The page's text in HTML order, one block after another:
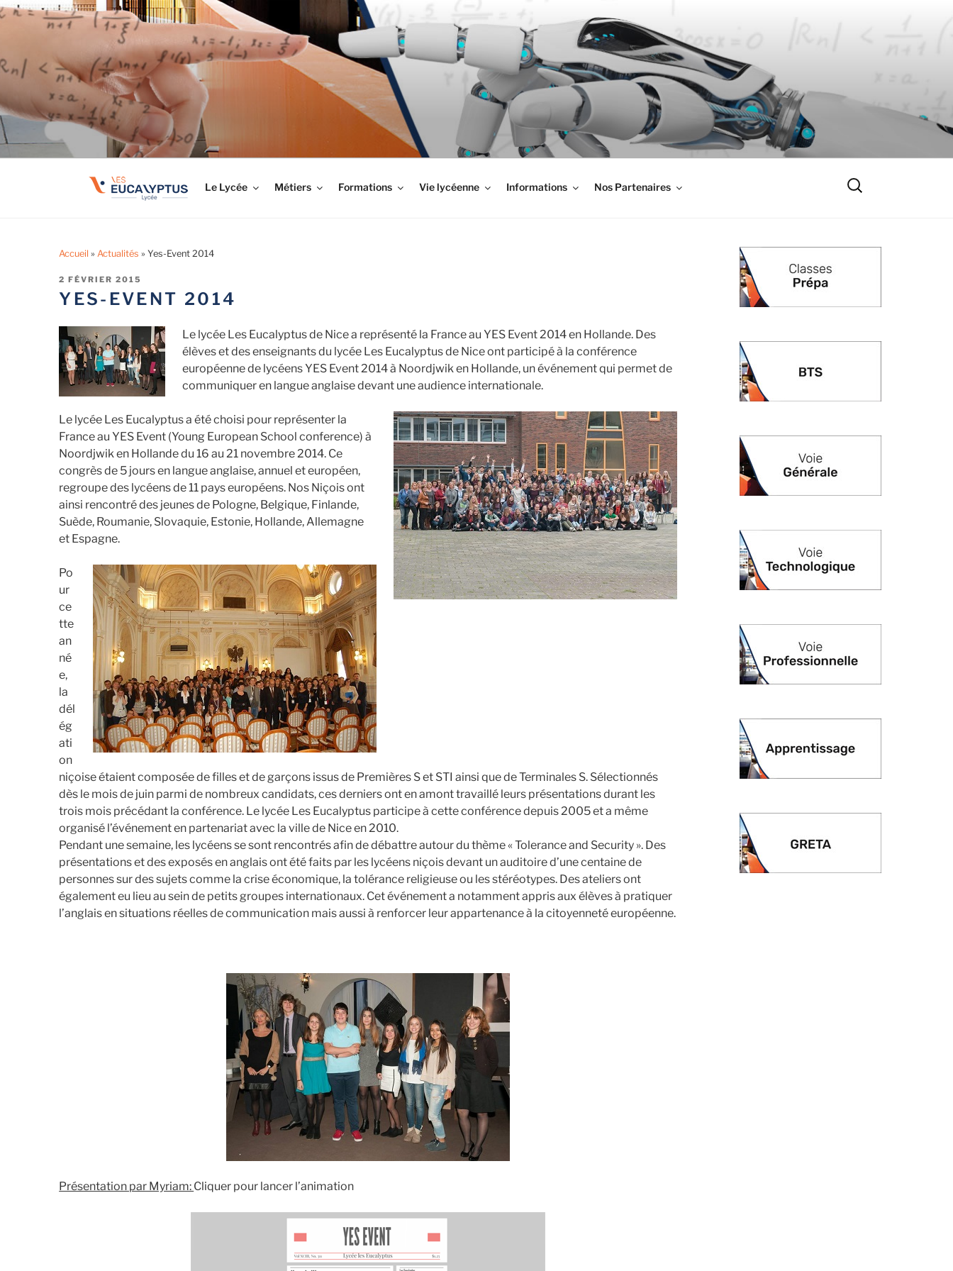
Aller
principal
LYCÉE LES EUCALYPTUS
Tout savoir sur le lycée professionnel
Le Lycée Métiers Formations Vie lycéenne Informations Nos Partenaires
pour
Accueil »Actualités »Yes-Event 2014
PUBLIÉ
LE
2 FÉVRIER 2015
YES-EVENT 2014
Le lycée Les Eucalyptus de Nice a représenté la France au YES Event 2014 en Hollande. Des
élèves et des enseignants du lycée Les Eucalyptus de Nice ont participé à la conférence
européenne de lycéens YES Event 2014 à Noordjwik en Hollande, un événement qui permet de
communiquer en langue anglaise devant une audience internationale.
Le lycée Les Eucalyptus a été choisi pour représenter la
France au YES Event (Young European School conference) à
Noordjwik en Hollande du 16 au 21 novembre 2014. Ce
congrès de 5 jours en langue anglaise, annuel et européen,
regroupe des lycéens de 11 pays européens. Nos Niçois ont
ainsi rencontré des jeunes de Pologne, Belgique, Finlande,
Suède, Roumanie, Slovaquie, Estonie, Hollande, Allemagne
et Espagne.
Po
ur
ce
tte
an
né
e,
la
dél
ég
ati
on
niçoise étaient composée de filles et de garçons issus de Premières S et STI ainsi que de Terminales S. Sélectionnés
dès le mois de juin parmi de nombreux candidats, ces derniers ont en amont travaillé leurs présentations durant les
trois mois précédant la conférence. Le lycée Les Eucalyptus participe à cette conférence depuis 2005 et a même
organisé l’événement en partenariat avec la ville de Nice en 2010.
Pendant une semaine, les lycéens se sont rencontrés afin de débattre autour du thème « Tolerance and Security ». Des
présentations et des exposés en anglais ont été faits par les lycéens niçois devant un auditoire d’une centaine de
personnes sur des sujets comme la crise économique, la tolérance religieuse ou les stéréotypes. Des ateliers ont
également eu lieu au sein de petits groupes internationaux. Cet événement a notamment appris aux élèves à pratiquer
l’anglais en situations réelles de communication mais aussi à renforcer leur appartenance à la citoyenneté européenne.
Présentation par Myriam: Cliquer pour lancer l’animation